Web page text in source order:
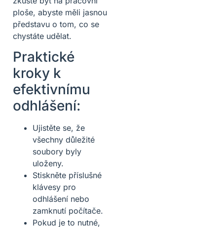
ploše, abyste měli jasnou
představu o tom, co se
chystáte udělat.
Praktické
kroky k
efektivnímu
odhlášení:
Ujistěte se, že
všechny důležité
soubory byly
uloženy.
Stiskněte příslušné
klávesy pro
odhlášení nebo
zamknutí počítače.
Pokud je to nutné,